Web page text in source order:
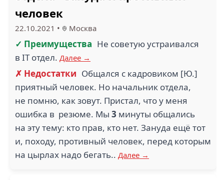
человек
22.10.2021 • Москва
✓ Преимущества Не советую устраивался
в IT отдел. Далее →
✗ Недостатки Общался с кадровиком [Ю.]
приятный человек. Но начальник отдела,
не помню, как зовут. Пристал, что у меня
ошибка в резюме. Мы 3 минуты общались
на эту тему: кто прав, кто нет. Зануда ещё тот
и, походу, противный человек, перед которым
на цырлах надо бегать.. Далее →